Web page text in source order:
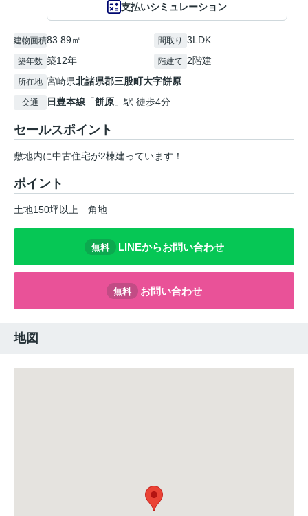
支払いシミュレーション
建物面積83.89㎡ 間取り 3LDK
築年数 築12年 階建て 2階建
所在地 宮崎県北諸県郡三股町大字餅原
交通 日豊本線 「餅原 」駅 徒歩4分
セールスポイント
敷地内に中古住宅が2棟建っています！
ポイント
土地150坪以上 角地
無料 LINEからお問い合わせ
無料 お問い合わせ
地図